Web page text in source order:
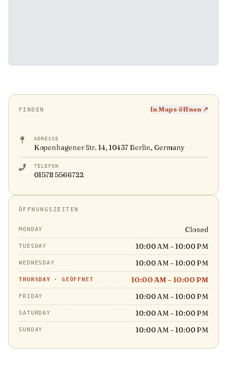
FINDEN In Maps öffnen ↗
ADRESSE
Kopenhagener Str. 14, 10437 Berlin, Germany
TELEFON
01578 5566722
ÖFFNUNGSZEITEN
MONDAY Closed
TUESDAY 10:00 AM – 10:00 PM
WEDNESDAY 10:00 AM – 10:00 PM
THURSDAY · GEÖFFNET 10:00 AM – 10:00 PM
FRIDAY 10:00 AM – 10:00 PM
SATURDAY 10:00 AM – 10:00 PM
SUNDAY 10:00 AM – 10:00 PM